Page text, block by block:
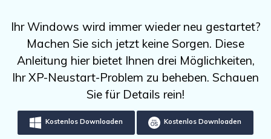
Support
Recoverit für Mac
wiederherstellen
Kostenlos Testen
Exklusive Wiederherstellungsl?sungen Neu
Dokumente wiederherstellen
Datenverlust-Szenarien
Experte für Datenrettung
Kundengeschichten
Aktuelles Thema
Guide
DOWNLOAD Sign In
search
Ihr Windows wird immer wieder neu gestartet?
Machen Sie sich jetzt keine Sorgen. Diese
Anleitung hier bietet Ihnen drei Möglichkeiten,
Ihr XP-Neustart-Problem zu beheben. Schauen
Sie für Details rein!
Kostenlos Downloaden Kostenlos Downloaden